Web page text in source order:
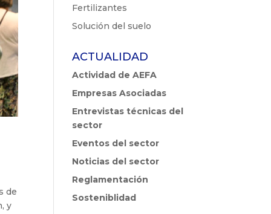
de
y
Fertilizantes
Solución del suelo
ACTUALIDAD
Actividad de AEFA
Empresas Asociadas
Entrevistas técnicas del
sector
Eventos del sector
Noticias del sector
Reglamentación
Sosteniblidad